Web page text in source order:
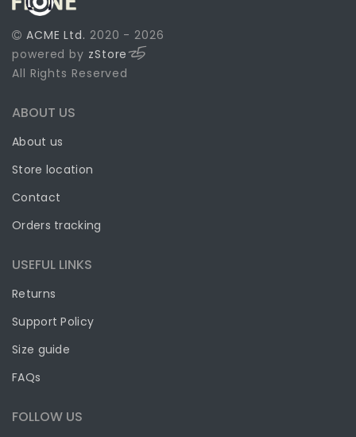
ACME Ltd. 2020 - 2026
powered by zStore
All Rights Reserved
ABOUT US
About us
Store location
Contact
Orders tracking
USEFUL LINKS
Returns
Support Policy
Size guide
FAQs
FOLLOW US